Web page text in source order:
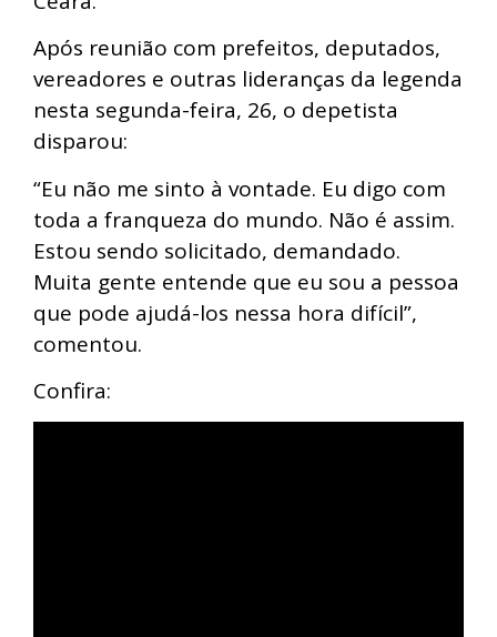
Após reunião com prefeitos, deputados,
vereadores e outras lideranças da legenda
nesta segunda-feira, 26, o depetista
disparou:
“Eu não me sinto à vontade. Eu digo com
toda a franqueza do mundo. Não é assim.
Estou sendo solicitado, demandado.
Muita gente entende que eu sou a pessoa
que pode ajudá-los nessa hora difícil”,
comentou.
Confira: